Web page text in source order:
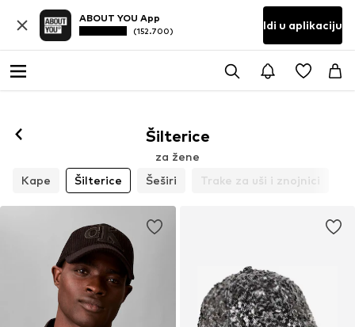
ABOUT YOU App
(152.700) Idi u aplikaciju
Šilterice
za žene
Kape
Šilterice Šeširi Trake za uši i znojnici